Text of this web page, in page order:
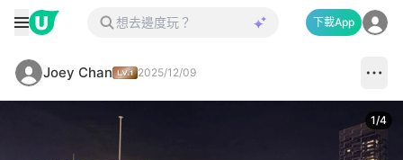
下載App
Joey Chan 2025/12/09
1/4